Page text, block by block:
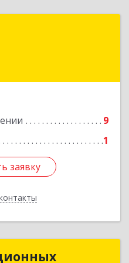
9
1
заявку
Кольчугинский р-н,
заявку